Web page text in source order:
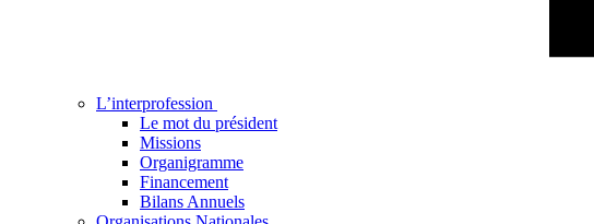
L’interprofession
Le mot du président
Missions
Organigramme
Financement
Bilans Annuels